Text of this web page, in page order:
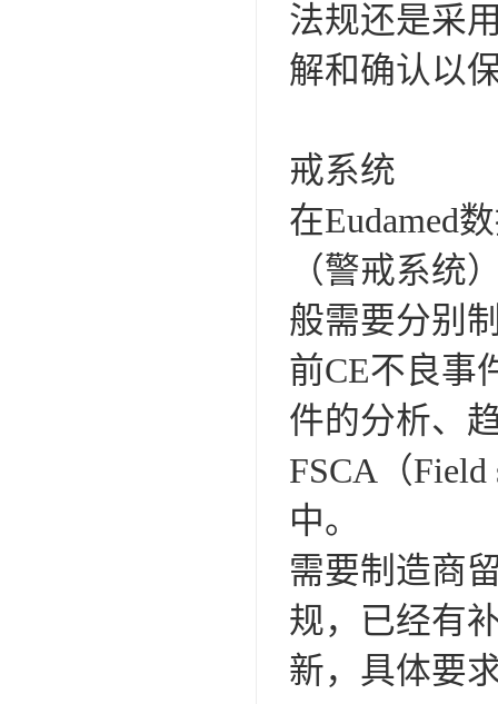
法规还是采
解和确认以
戒系统
在Eudamed
（警戒系统
般需要分别
前CE不良事
件的分析、
FSCA（
中。
需要制造商
规，已经有
新，具体要